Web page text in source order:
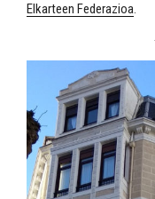
Elkarteen Federazioa.